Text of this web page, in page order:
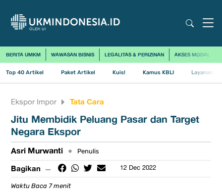
BERITA UMKM WAWASAN BISNIS LEGALITAS & PERIZINAN AKSES MODAL
Top 40 Artikel Paket Artikel Kuis! Kamus KBLI Layanan
Ekspor Impor Tata Cara
Jitu Membidik Peluang Pasar dan Target
Negara Ekspor
Asri Murwanti • Penulis
Bagikan 12 Dec 2022
Waktu Baca 7 menit